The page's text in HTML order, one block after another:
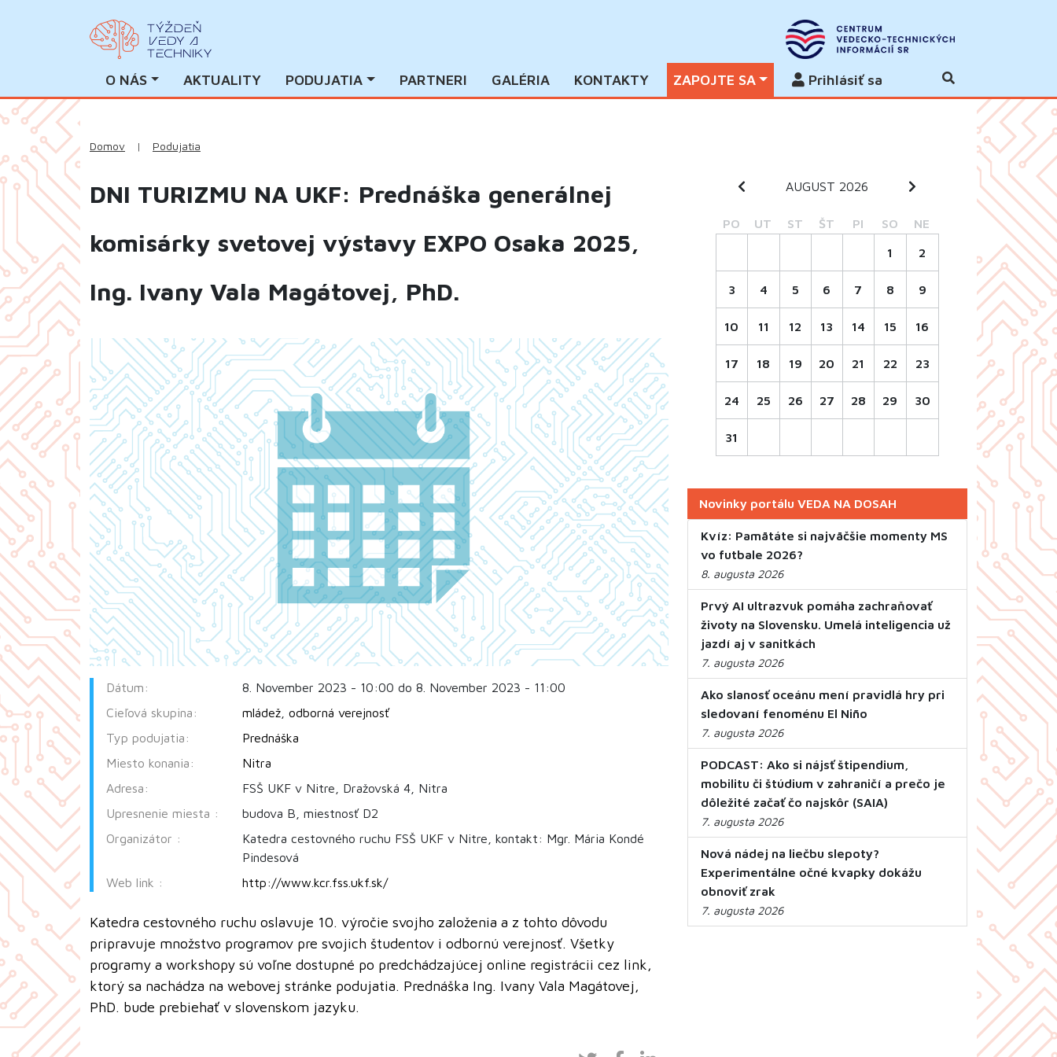
O NÁS AKTUALITY PODUJATIA PARTNERI GALÉRIA KONTAKTY ZAPOJTE SA Prihlásiť sa
Domov | Podujatia
DNI TURIZMU NA UKF: Prednáška generálnej
komisárky svetovej výstavy EXPO Osaka 2025,
Ing. Ivany Vala Magátovej, PhD.
Dátum:
8. November 2023 - 10:00 do 8. November 2023 - 11:00
Cieľová skupina:
mládež, odborná verejnosť
Typ podujatia:
Prednáška
Miesto konania:
Nitra
Adresa:
FSŠ UKF v Nitre, Dražovská 4, Nitra
Upresnenie miesta :
budova B, miestnosť D2
Organizátor :
Katedra cestovného ruchu FSŠ UKF v Nitre, kontakt: Mgr. Mária Kondé
Pindesová
Web link :
http://www.kcr.fss.ukf.sk/
Katedra cestovného ruchu oslavuje 10. výročie svojho založenia a z tohto dôvodu
pripravuje množstvo programov pre svojich študentov i odbornú verejnosť. Všetky
programy a workshopy sú voľne dostupné po predchádzajúcej online registrácii cez link,
ktorý sa nachádza na webovej stránke podujatia. Prednáška Ing. Ivany Vala Magátovej,
PhD. bude prebiehať v slovenskom jazyku.
AUGUST 2026
PO UT ST ŠT PI SO NE
1 2
3 4 5 6 7 8 9
10 11 12 13 14 15 16
17 18 19 20 21 22 23
24 25 26 27 28 29 30
31
Novinky portálu VEDA NA DOSAH
Kvíz: Pamätáte si najväčšie momenty MS
vo futbale 2026?
8. augusta 2026
Prvý AI ultrazvuk pomáha zachraňovať
životy na Slovensku. Umelá inteligencia už
jazdí aj v sanitkách
7. augusta 2026
Ako slanosť oceánu mení pravidlá hry pri
sledovaní fenoménu El Niño
7. augusta 2026
PODCAST: Ako si nájsť štipendium,
mobilitu či štúdium v zahraničí a prečo je
dôležité začať čo najskôr (SAIA)
7. augusta 2026
Nová nádej na liečbu slepoty?
Experimentálne očné kvapky dokážu
obnoviť zrak
7. augusta 2026